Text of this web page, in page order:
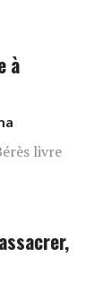
à
livre